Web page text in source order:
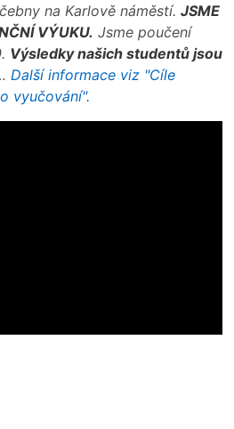
na Karlově náměstí. JSME
VÝUKU. Jsme poučení
Výsledky našich studentů jsou
Další informace viz "Cíle
vyučování".